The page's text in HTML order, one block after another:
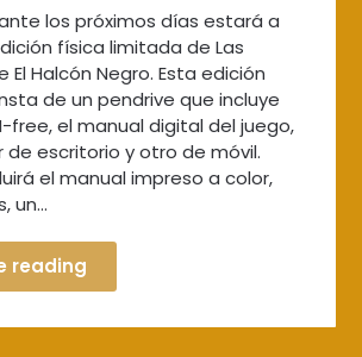
los próximos días estará a
física limitada de Las
El Halcón Negro. Esta edición
de un pendrive que incluye
free, el manual digital del juego,
de escritorio y otro de móvil.
el manual impreso a color,
un…
reading